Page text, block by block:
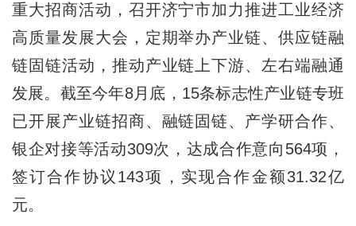
重大招商活动，召开济宁市加力推进工业经济
高质量发展大会，定期举办产业链、供应链融
链固链活动，推动产业链上下游、左右端融通
发展。截至今年8月底，15条标志性产业链专班
已开展产业链招商、融链固链、产学研合作、
银企对接等活动309次，达成合作意向564项，
签订合作协议143项，实现合作金额31.32亿
元。